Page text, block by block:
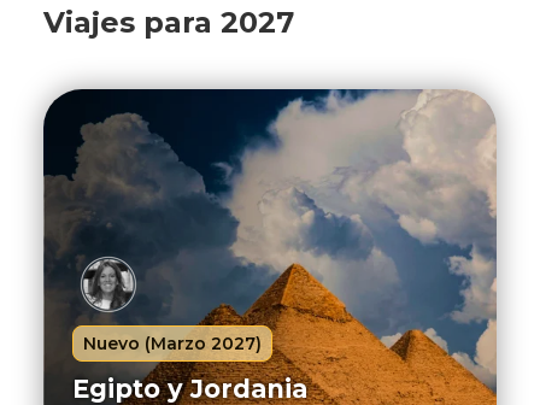
Viajes para 2027
Nuevo (Marzo 2027)
Egipto y Jordania